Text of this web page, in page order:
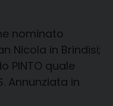
nominato
Nicola in Brindisi;
PINTO quale
Annunziata in